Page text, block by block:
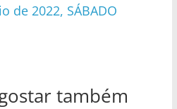
de 2022, SÁBADO
também